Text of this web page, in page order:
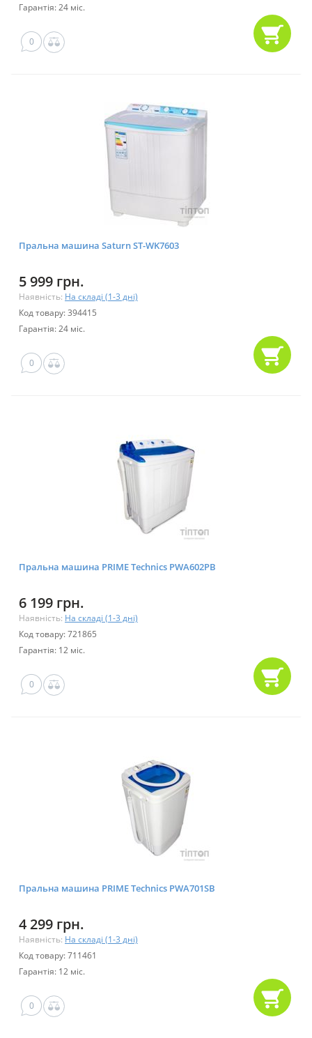
Гарантія: 24 міс.
0
Пральна машина Saturn ST-WK7603
5 999 грн.
Наявність: На складі (1-3 дні)
Код товару: 394415
Гарантія: 24 міс.
0
Пральна машина PRIME Technics PWA602PB
6 199 грн.
Наявність: На складі (1-3 дні)
Код товару: 721865
Гарантія: 12 міс.
0
Пральна машина PRIME Technics PWA701SB
4 299 грн.
Наявність: На складі (1-3 дні)
Код товару: 711461
Гарантія: 12 міс.
0